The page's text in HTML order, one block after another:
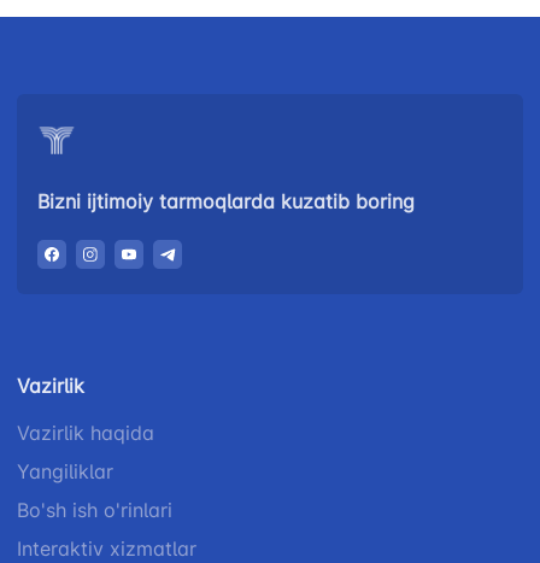
Bizni ijtimoiy tarmoqlarda kuzatib boring
Vazirlik
Vazirlik haqida
Yangiliklar
Bo'sh ish o'rinlari
Interaktiv xizmatlar